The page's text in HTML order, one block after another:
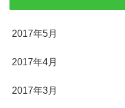
2017年5月
2017年4月
2017年3月